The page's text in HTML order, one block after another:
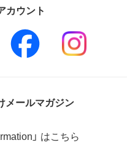
カウント
メールマガジン
」 はこちら